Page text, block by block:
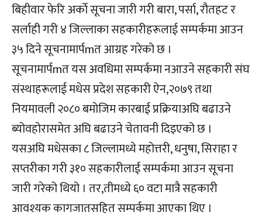
बिहीवार फेरि अर्काे सूचना जारी गरी बारा, पर्सा, रौतहट र
सर्लाही गरी ४ जिल्लाका सहकारीहरूलाई सम्पर्कमा आउन
३५ दिने सूचनामार्पmत आग्रह गरेको छ ।
सूचनामार्पmत यस अवधिमा सम्पर्कमा नआउने सहकारी संघ
संस्थाहरूलाई मधेस प्रदेश सहकारी ऐन,२०७९ तथा
नियमावली २०८० बमोजिम कारबाई प्रक्रियाअघि बढाउने
ब्योवहोरासमेत अघि बढाउने चेतावनी दिइएको छ ।
यसअघि मधेसका ८ जिल्लामध्ये महोत्तरी, धनुषा, सिराहा र
सप्तरीका गरी ३१० सहकारीलाई सम्पर्कमा आउन सूचना
जारी गरेको थियो । तर,तीमध्ये ६० वटा मात्रै सहकारी
आवश्यक कागजातसहित सम्पर्कमा आएका थिए ।